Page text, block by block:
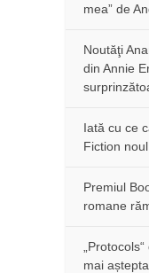
mea” de
Noutăţi
din Annie
Iată cu ce
Fiction
Premiul
romane
mai